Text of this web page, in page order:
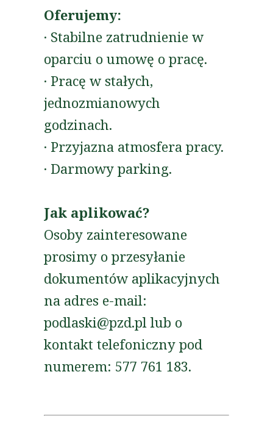
Oferujemy:
· Stabilne zatrudnienie w
oparciu o umowę o pracę.
· Pracę w stałych,
jednozmianowych
godzinach.
· Przyjazna atmosfera pracy.
· Darmowy parking.
Jak aplikować?
Osoby zainteresowane
prosimy o przesyłanie
dokumentów aplikacyjnych
na adres e-mail:
podlaski@pzd.pl lub o
kontakt telefoniczny pod
numerem: 577 761 183.